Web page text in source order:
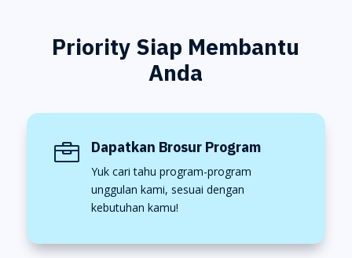
Priority Siap Membantu
Anda
 Dapatkan Brosur Program
Yuk cari tahu program-program
unggulan kami, sesuai dengan
kebutuhan kamu!